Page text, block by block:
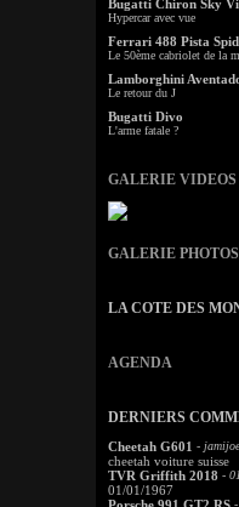
Bugatti Chiron Sky
Hypercar avec vue
Ferrari 488 Pista
Le 50ème cabriolet de la
Lamborghini
Le retour du J
Bugatti Divo
L'arme fatale ?
GALERIE VIDEOS
GALERIE PHOTOS
LA COTE DES
AGENDA
DERNIERS
Cheetah G601 - jamijoe
cheetah voiture suisse
TVR Griffith 2018 -
01/01/1967